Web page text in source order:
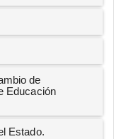
de
Educación
Estado.